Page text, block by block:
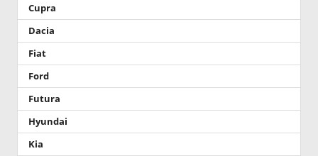
Cupra
Dacia
Fiat
Ford
Futura
Hyundai
Kia